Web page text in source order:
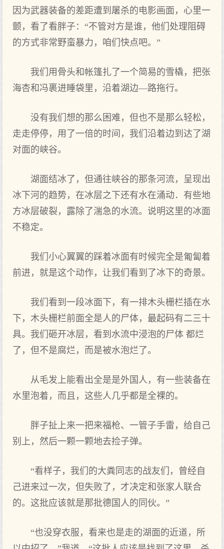
因为武器装备的差距遭到屠杀的电影画面，心里一
颤，看了看胖子：“不管对方是谁，他们处理阻碍
的方式非常野蛮暴力，咱们快点吧。”
我们用骨头和帐篷扎了一个简易的雪橇，把张
海杏和冯裹进睡袋里，沿着湖边—路拖行。
没有我们想的那么困难，但也不是那么轻松，
走走停停，用了一倍的时间，我们沿着边到达了湖
对面的峡谷。
湖面结冰了，但通往峡谷的那条河流，呈现出
冰下河的趋势，在冰层之下还有水在涌动．有些地
方冰层破裂，露除了湍急的水流。说明这里的冰面
不稳定。
我们小心翼翼的踩着冰面有时候完全是匍匐着
前进，就是这个动作，让我们看到了冰下的奇景。
我们看到一段冰面下，有一排木头栅栏插在水
下，木头栅栏前面全是人的尸体，最起码有二三十
具。我们砸开冰层，看到水流中浸泡的尸体 都烂
了，但不是腐烂，而是被水泡烂了。
从毛发上能看出全是是外国人，有一些装备在
水里泡着，而且，这些人几乎都是全裸的。
胖子扯上来一把来福枪、一管子手雷，给自己
别上，然后一颗一颗地去捡子弹。
“看样子，我们的大粪同志的战友们，曾经自
己进来过一次，但失败了，才决定和张家人联合
的。这批应该就是那批德国人的同伙。”
“也没穿衣服，看来也是走的湖面的近道，所